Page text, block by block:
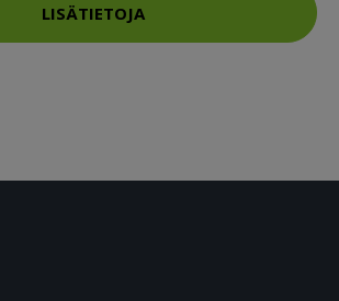
LISÄTIETOJA